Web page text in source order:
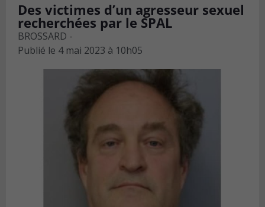
Des victimes d’un agresseur sexuel
recherchées par le SPAL
BROSSARD -
Publié le 4 mai 2023 à 10h05